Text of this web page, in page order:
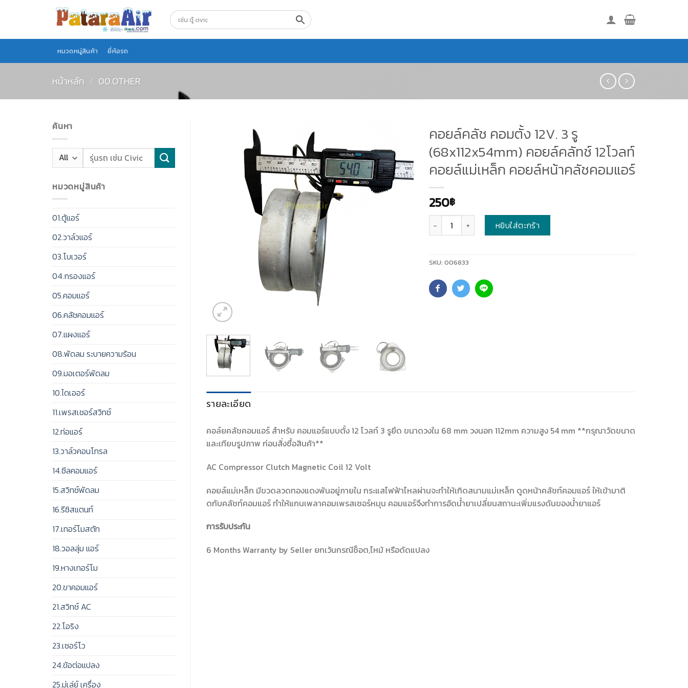
หมวดหมู่สินค้า ยี่ห้อรถ
หน้าหลัก / 00.OTHER
ค้นหา
หมวดหมู่สินค้า
01.ตู้แอร์
02.วาล์วแอร์
03.โบเวอร์
04.กรองแอร์
05.คอมแอร์
06.คลัชคอมแอร์
07.แผงแอร์
08.พัดลม ระบายความร้อน
09.มอเตอร์พัดลม
10.ไดเออร์
11.เพรสเชอร์สวิทช์
12.ท่อแอร์
13.วาล์วคอนโทรล
14.ซีลคอมแอร์
15.สวิทช์พัดลม
16.รีซิสแตนท์
17.เทอร์โมสตัท
18.วอลลุ่ม แอร์
19.หางเทอร์โม
20.ขาคอมแอร์
21.สวิทช์ AC
22.โอริง
23.เซอร์โว
24.ข้อต่อแปลง
25.มู่เล่ย์ เครื่อง
คอยล์คลัช คอมตั้ง 12V. 3 รู
(68x112x54mm) คอยล์คลัทช์ 12โวลท์
คอยล์แม่เหล็ก คอยล์หน้าคลัชคอมแอร์
250฿
หยิบใส่ตะกร้า
SKU: 006833
รายละเอียด
คอล์ยคลัชคอมแอร์ สำหรับ คอมแอร์แบบตั้ง 12 โวลท์ 3 รูยึด ขนาดวงใน 68 mm วงนอก 112mm ความสูง 54 mm **กรุณาวัดขนาด
และเทียบรูปภาพ ก่อนสั่งซื้อสินค้า**
AC Compressor Clutch Magnetic Coil 12 Volt
คอยล์แม่เหล็ก มีขวดลวดทองแดงพันอยู่ภายใน กระแสไฟฟ้าไหลผ่านจะทำให้เกิดสนามแม่เหล็ก ดูดหน้าคลัชท์คอมแอร์ ให้เข้ามาติ
ดกับคลัชท์คอมแอร์ ทำให้แกนเพลาคอมเพรสเซอร์หมุน คอมแอร์จึงทำการอัดน้ำยาเปลี่ยนสถานะเพิ่มแรงดันของน้ำยาแอร์
การรับประกัน
6 Months Warranty by Seller ยกเว้นกรณีช็อต,ไหม้ หรือดัดแปลง